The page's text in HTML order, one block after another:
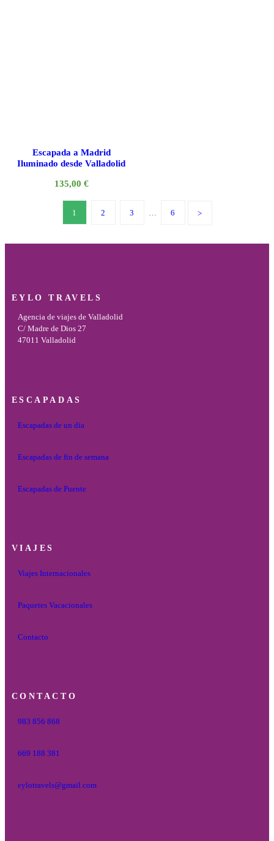
Escapada a Madrid
Iluminado desde Valladolid
135,00 €
1 2 3 … 6
EYLO TRAVELS
Agencia de viajes de Valladolid
C/ Madre de Dios 27
47011 Valladolid
ESCAPADAS
Escapadas de un día
Escapadas de fin de semana
Escapadas de Puente
VIAJES
Viajes Internacionales
Paquetes Vacacionales
Contacto
CONTACTO
983 856 868
669 188 381
eylotravels@gmail.com